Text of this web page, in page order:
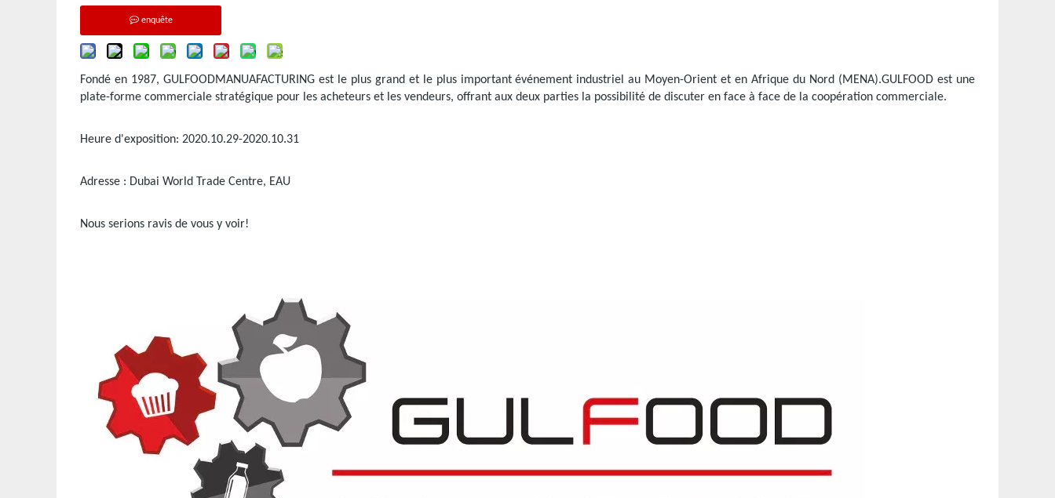
enquête
Fondé en 1987, GULFOODMANUAFACTURING est le plus grand et le plus important événement industriel au Moyen-Orient et en Afrique du Nord (MENA).GULFOOD est une
plate-forme commerciale stratégique pour les acheteurs et les vendeurs, offrant aux deux parties la possibilité de discuter en face à face de la coopération commerciale.
Heure d'exposition: 2020.10.29-2020.10.31
Adresse : Dubai World Trade Centre, EAU
Nous serions ravis de vous y voir!